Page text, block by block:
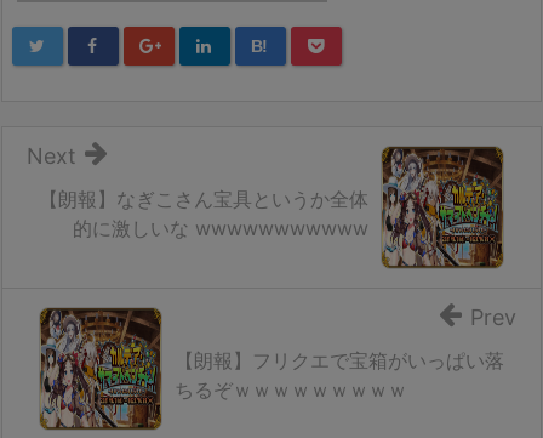
B!
【朗報】なぎこさん宝具というか全体
的に激しいな wwwwwwwwwww
Next
【朗報】フリクエで宝箱がいっぱい落
ちるぞｗｗｗｗｗｗｗｗｗ
Prev